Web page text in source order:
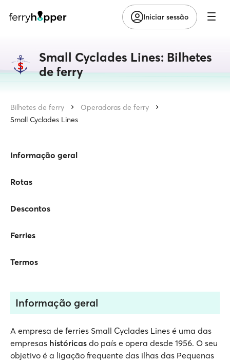
Iniciar sessão
Small Cyclades Lines: Bilhetes
de ferry
Bilhetes de ferry
Operadoras de ferry
Small Cyclades Lines
Informação geral
Rotas
Descontos
Ferries
Termos
Informação geral
A empresa de ferries Small Cyclades Lines é uma das
empresas históricas do país e opera desde 1956. O seu
objetivo é a ligação frequente das ilhas das Pequenas